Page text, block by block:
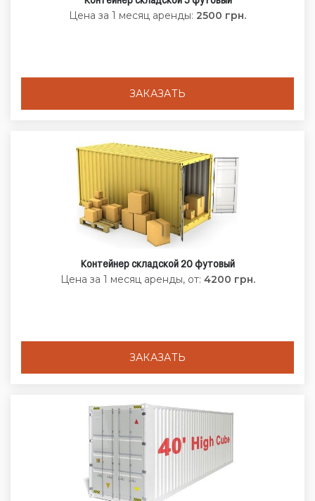
Цена за 1 месяц аренды: 2500 грн.
ЗАКАЗАТЬ
Контейнер складской 20 футовый
Цена за 1 месяц аренды, от: 4200 грн.
ЗАКАЗАТЬ